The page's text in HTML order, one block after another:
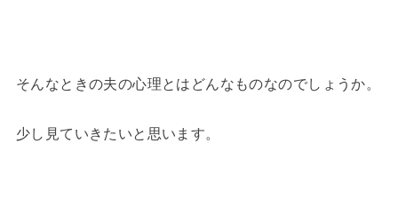
そんなときの夫の心理とはどんなものなのでしょうか。
少し見ていきたいと思います。